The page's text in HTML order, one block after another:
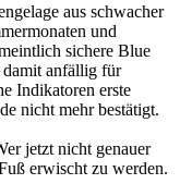
aus schwacher
und
sichere Blue
damit anfällig für
Indikatoren erste
nicht mehr bestätigt.
jetzt nicht genauer
erwischt zu werden.